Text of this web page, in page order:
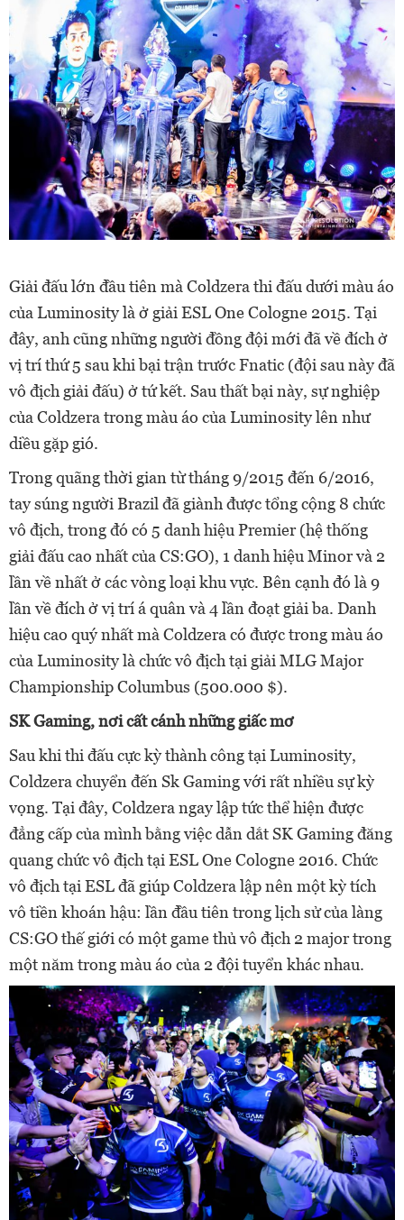
Giải đấu lớn đầu tiên mà Coldzera thi đấu dưới màu áo
của Luminosity là ở giải ESL One Cologne 2015. Tại
đây, anh cũng những người đồng đội mới đã về đích ở
vị trí thứ 5 sau khi bại trận trước Fnatic (đội sau này đã
vô địch giải đấu) ở tứ kết. Sau thất bại này, sự nghiệp
của Coldzera trong màu áo của Luminosity lên như
diều gặp gió.
Trong quãng thời gian từ tháng 9/2015 đến 6/2016,
tay súng người Brazil đã giành được tổng cộng 8 chức
vô địch, trong đó có 5 danh hiệu Premier (hệ thống
giải đấu cao nhất của CS:GO), 1 danh hiệu Minor và 2
lần về nhất ở các vòng loại khu vực. Bên cạnh đó là 9
lần về đích ở vị trí á quân và 4 lần đoạt giải ba. Danh
hiệu cao quý nhất mà Coldzera có được trong màu áo
của Luminosity là chức vô địch tại giải MLG Major
Championship Columbus (500.000 $).
SK Gaming, nơi cất cánh những giấc mơ
Sau khi thi đấu cực kỳ thành công tại Luminosity,
Coldzera chuyển đến Sk Gaming với rất nhiều sự kỳ
vọng. Tại đây, Coldzera ngay lập tức thể hiện được
đẳng cấp của mình bằng việc dẫn dắt SK Gaming đăng
quang chức vô địch tại ESL One Cologne 2016. Chức
vô địch tại ESL đã giúp Coldzera lập nên một kỳ tích
vô tiền khoán hậu: lần đầu tiên trong lịch sử của làng
CS:GO thế giới có một game thủ vô địch 2 major trong
một năm trong màu áo của 2 đội tuyển khác nhau.